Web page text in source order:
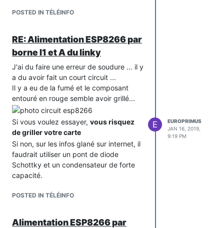
carte à base d'esp8266.
POSTED IN TÉLÉINFO
RE: Alimentation ESP8266 par
borne I1 et A du linky
J'ai du faire une erreur de soudure ... il y
a du avoir fait un court circuit ...
Il y a eu de la fumé et le composant
entouré en rouge semble avoir grillé...
Si vous voulez essayer, vous risquez
de griller votre carte
Si non, sur les infos glané sur internet, il
faudrait utiliser un pont de diode
Schottky et un condensateur de forte
capacité.
double de ce que fourni le linky, donc
ça doit pouvoir marcher.
POSTED IN TÉLÉINFO
E
EUROPRIMUS
JAN 16, 2019,
9:19 PM
Alimentation ESP8266 par